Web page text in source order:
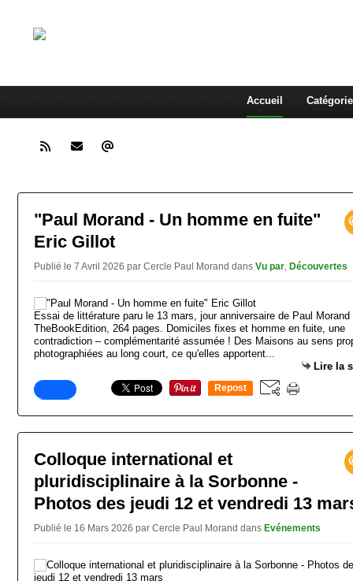
Accueil
"Paul Morand - Un homme en fuite"
Eric Gillot
Publié le 7 Avril 2026 par Cercle Paul Morand dans Vu par, Découvertes
Essai de littérature paru le 13 mars, jour anniversaire de Paul Morand
TheBookEdition, 264 pages. Domiciles fixes et homme en fuite, une
contradiction – complémentarité assumée ! Des Maisons au sens
photographiées au long court, ce qu'elles apportent...
Lire la
Repost
Colloque international et
pluridisciplinaire à la Sorbonne -
Photos des jeudi 12 et vendredi 13
Publié le 16 Mars 2026 par Cercle Paul Morand dans Evénements